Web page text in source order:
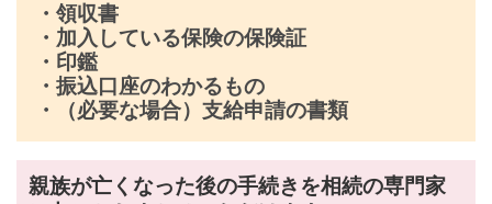
・領収書
・加入している保険の保険証
・印鑑
・振込口座のわかるもの
・（必要な場合）支給申請の書類
親族が亡くなった後の手続きを相続の専門家